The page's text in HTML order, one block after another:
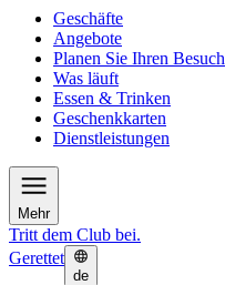
Geschäfte
Angebote
Planen Sie Ihren Besuch
Was läuft
Essen & Trinken
Geschenkkarten
Dienstleistungen
Mehr
Tritt dem Club bei.
Gerettet
de